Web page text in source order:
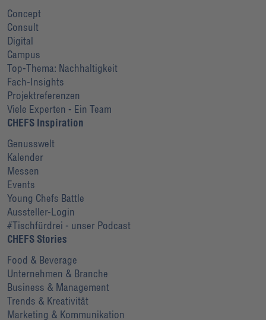
Concept
Consult
Digital
Campus
Top-Thema: Nachhaltigkeit
Fach-Insights
Projektreferenzen
Viele Experten - Ein Team
CHEFS Inspiration
Genusswelt
Kalender
Messen
Events
Young Chefs Battle
Aussteller-Login
#Tischfürdrei - unser Podcast
CHEFS Stories
Food & Beverage
Unternehmen & Branche
Business & Management
Trends & Kreativität
Marketing & Kommunikation